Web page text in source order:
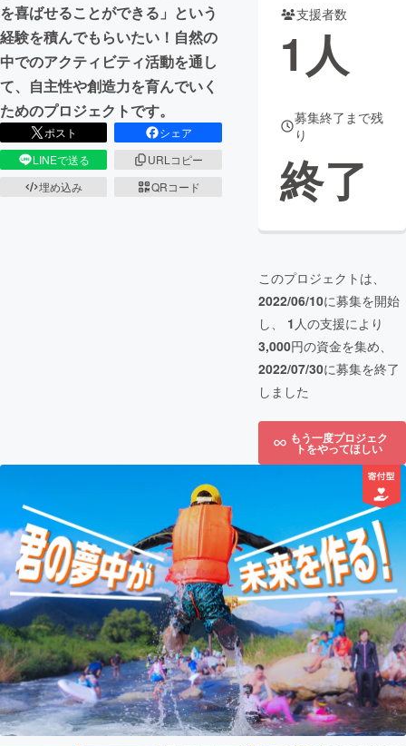
CAMPFIREふるさと納税machi-ya コミュニティ
を喜ばせることができる」という
経験を積んでもらいたい！自然の
中でのアクティビティ活動を通し
て、自主性や創造力を育んでいく
ためのプロジェクトです。
ポスト
シェア
LINEで送る
URLコピー
埋め込み
QRコード
支援者数
1人
募集終了まで残
り
終了
このプロジェクトは、
2022/06/10に募集を開始
し、 1 人の支援により
3,000円の資金を集め、
2022/07/30に募集を終了
しました
もう一度プロジェク
トをやってほしい